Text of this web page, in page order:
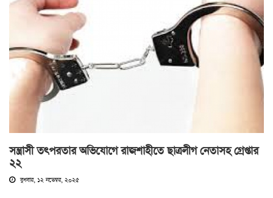
সন্ত্রাসী তৎপরতার অভিযোগে রাজশাহীতে ছাত্রলীগ নেতাসহ গ্রেপ্তার
২২
বুধবার, ১২ নভেম্বর, ২০২৫